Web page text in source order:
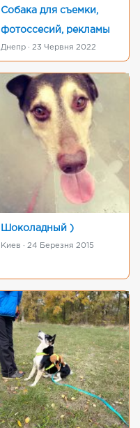
Собака для съемки,
фотоссесий, рекламы
Днепр · 23 Червня 2022
Шоколадный )
Киев · 24 Березня 2015